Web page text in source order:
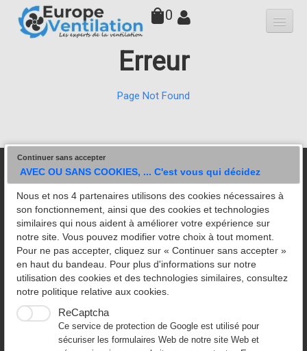
0
Variateurs
Accessoires
Filtres
Faq
Contact
Erreur
Page Not Found
Leader national dans la ventilation des cuisines professionnelles •
Plus gros stock d'Europe • Expédition sous 24h • Conseils
d'experts • SAV réactif • Plus de 10 000 établissements déjà
équipés • Avis clients 5/5 • Site professionnel (Prix HT) • Ouvert
du Lundi au jeudi 9h00 à 17h00.
Tous nos articles proposés à la vente sont des grandes
marques
VIM - ALVENE - NICOTRA - LEMMENS - FRANCE AIR -
SODECA - FASAR - UNELVENT - SOLER & PALAU
En savoir plus sur Europe Ventilation
Continuer sans accepter
AVEC OU SANS COOKIES, ... C'est vous qui décidez
Nous et nos 4 partenaires utilisons des cookies nécessaires à
son fonctionnement, ainsi que des cookies et technologies
similaires qui nous aident à améliorer votre expérience sur
notre site. Vous pouvez modifier votre choix à tout moment.
Pour ne pas accepter, cliquez sur « Continuer sans accepter »
en haut du bandeau. Pour plus d'informations sur notre
utilisation des cookies et des technologies similaires, consultez
notre politique relative aux cookies.
ReCaptcha
Ce service de protection de Google est utilisé pour
sécuriser les formulaires Web de notre site Web et